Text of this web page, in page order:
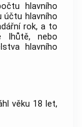
hlavního
účtu hlavního
rok, a to
lhůtě, nebo
hlavního
věku 18 let,